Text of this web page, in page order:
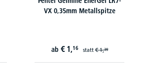
VX 0,35mm Metallspitze
ab € 1,16 statt€ 1,39